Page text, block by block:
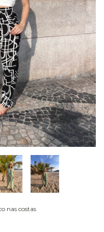
nas costas